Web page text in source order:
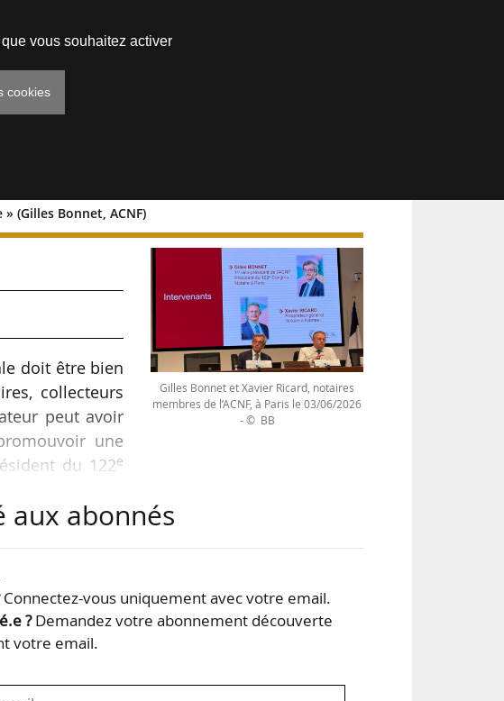
(Gilles Bonnet, ACNF)
ciment
doit être bien
collecteurs
peut avoir
une
du 122e
Papin). Le
Gilles Bonnet et Xavier Ricard, notaires
membres de l’ACNF, à Paris le 03/06/2026
- © BB
aux abonnés
Connectez-vous uniquement avec votre email.
?Demandez votre abonnement découverte
votre email.
vous souhaitez activer
cookies